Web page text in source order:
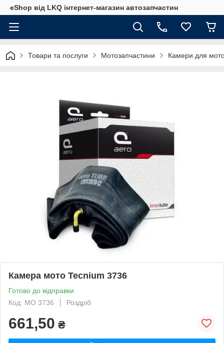
eShop від LKQ інтернет-магазин автозапчастин
Товари та послуги Мотозапчастини Камери для
Камера мото Tecnium 3736
Готово до відправки
Код: MO 3736
Роздріб
661,50 ₴